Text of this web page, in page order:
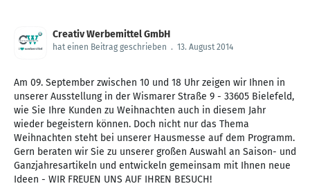
Creativ Werbemittel GmbH
hat einen Beitrag geschrieben . 13. August 2014
Am 09. September zwischen 10 und 18 Uhr zeigen wir Ihnen in
unserer Ausstellung in der Wismarer Straße 9 - 33605 Bielefeld,
wie Sie Ihre Kunden zu Weihnachten auch in diesem Jahr
wieder begeistern können. Doch nicht nur das Thema
Weihnachten steht bei unserer Hausmesse auf dem Programm.
Gern beraten wir Sie zu unserer großen Auswahl an Saison- und
Ganzjahresartikeln und entwickeln gemeinsam mit Ihnen neue
Ideen - WIR FREUEN UNS AUF IHREN BESUCH!